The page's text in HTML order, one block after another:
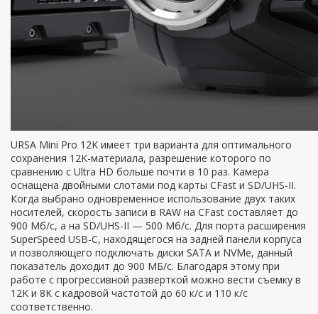
URSA Mini Pro 12K имеет три варианта для оптимального
сохранения 12K-материала, разрешение которого по
сравнению с Ultra HD больше почти в 10 раз. Камера
оснащена двойными слотами под карты CFast и SD/UHS-II.
Когда выбрано одновременное использование двух таких
носителей, скорость записи в RAW на CFast составляет до
900 Мб/с, а на SD/UHS-II — 500 Мб/с. Для порта расширения
SuperSpeed USB-C, находящегося на задней панели корпуса
и позволяющего подключать диски SATA и NVMe, данный
показатель доходит до 900 МБ/с. Благодаря этому при
работе с прогрессивной разверткой можно вести съемку в
12K и 8K с кадровой частотой до 60 к/с и 110 к/с
соответственно.